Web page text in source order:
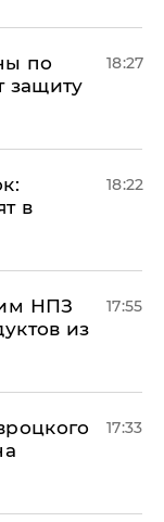
по
защиту
18:27
в
18:22
НПЗ
из
17:55
17:33